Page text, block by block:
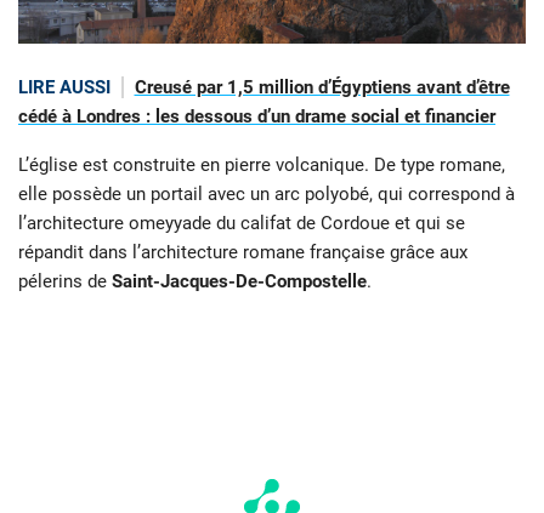
LIRE AUSSI
Creusé par 1,5 million d’Égyptiens avant d’être
cédé à Londres : les dessous d’un drame social et financier
L’église est construite en pierre volcanique. De type romane,
elle possède un portail avec un arc polyobé, qui correspond à
l’architecture omeyyade du califat de Cordoue et qui se
répandit dans l’architecture romane française grâce aux
pélerins de Saint-Jacques-De-Compostelle.